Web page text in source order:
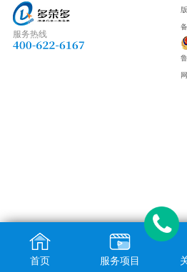
服务热线
首页 服务项目